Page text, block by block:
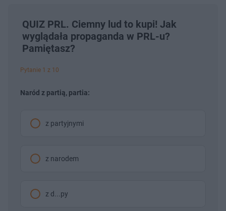
QUIZ PRL. Ciemny lud to kupi! Jak
wyglądała propaganda w PRL-u?
Pamiętasz?
Pytanie 1 z 10
Naród z partią, partia:
z partyjnymi
z narodem
z d...py